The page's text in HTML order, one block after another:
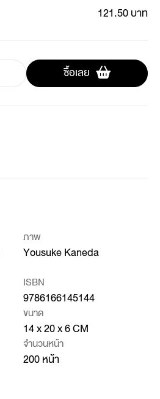
121.50 บาท
ซื้อเลย
ภาพ
Yousuke Kaneda
ISBN
9786166145144
ขนาด
14 x 20 x 6 CM
จำนวนหน้า
200 หน้า